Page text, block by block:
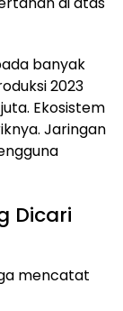
banyak
2023
Ekosistem
Jaringan
Dicari
mencatat